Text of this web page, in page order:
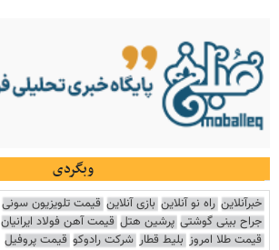
وبگردی
خبرآنلاین راه نو آنلاین بازی آنلاین قیمت تلویزیون سونی
جراح بینی گوشتی پرشین هتل قیمت آهن فولاد ایرانیان
قیمت طلا امروز بلیط قطار شرکت رادوکو قیمت پروفیل